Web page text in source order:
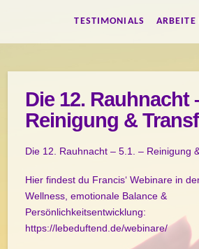
TESTIMONIALS
Die 12. Rauhnacht
Reinigung &
Die 12. Rauhnacht – 5.1. – Reinigung
Hier findest du Francis‘ Webinare in
Wellness, emotionale Balance &
Persönlichkeitsentwicklung:
https://lebeduftend.de/webinare/